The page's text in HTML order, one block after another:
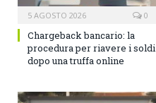
5 AGOSTO 2026 0
Chargeback bancario: la
procedura per riavere i soldi
dopo una truffa online